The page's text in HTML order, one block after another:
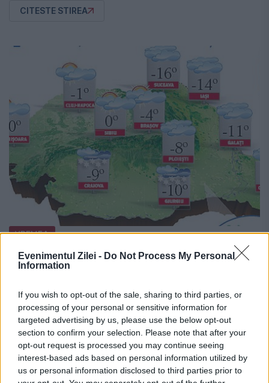
Evenimentul Zilei - Do Not Process My Personal
Information
If you wish to opt-out of the sale, sharing to third parties, or
processing of your personal or sensitive information for
targeted advertising by us, please use the below opt-out
section to confirm your selection. Please note that after your
opt-out request is processed you may continue seeing
interest-based ads based on personal information utilized by
us or personal information disclosed to third parties prior to
CITESTE STIREA
VREMEA
PROGNOZA METEO. În sudul, estul şi
noaptea şi dimineaţa
31 IANUARIE 2014
Vremea va fi rece, geroasă în special
dimineaţa şi noaptea în sud, în est şi local în